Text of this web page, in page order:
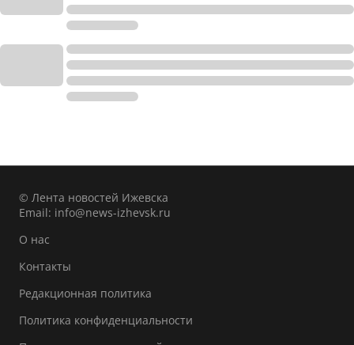
© Лента новостей Ижевска
Email: info@news-izhevsk.ru
О нас
Контакты
Редакционная политика
Политика конфиденциальности